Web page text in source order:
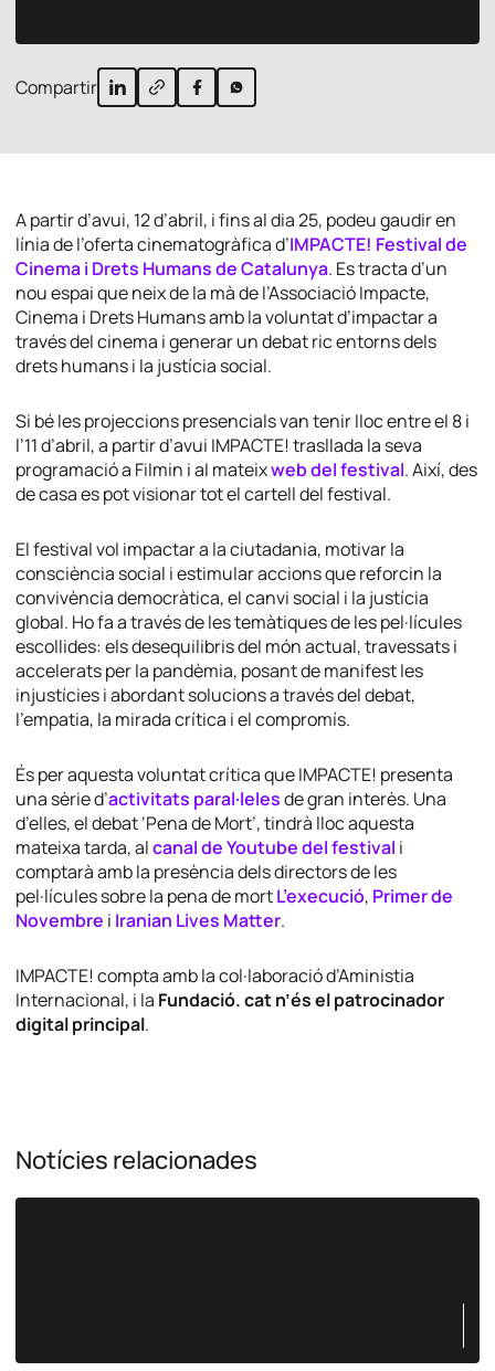
Compartir
A partir d’avui, 12 d’abril, i fins al dia 25, podeu gaudir en
línia de l’oferta cinematogràfica d’IMPACTE! Festival de
Cinema i Drets Humans de Catalunya. Es tracta d’un
nou espai que neix de la mà de l’Associació Impacte,
Cinema i Drets Humans amb la voluntat d’impactar a
través del cinema i generar un debat ric entorns dels
drets humans i la justícia social.
Si bé les projeccions presencials van tenir lloc entre el 8 i
l’11 d’abril, a partir d’avui IMPACTE! trasllada la seva
programació a Filmin i al mateixweb del festival. Així, des
de casa es pot visionar tot el cartell del festival.
El festival vol impactar a la ciutadania, motivar la
consciència social i estimular accions que reforcin la
convivència democràtica, el canvi social i la justícia
global. Ho fa a través de les temàtiques de les pel·lícules
escollides: els desequilibris del món actual, travessats i
accelerats per la pandèmia, posant de manifest les
injustícies i abordant solucions a través del debat,
l’empatia, la mirada crítica i el compromís.
És per aquesta voluntat crítica que IMPACTE! presenta
una sèrie d’activitats paral·lelesde gran interès. Una
d’elles, el debat ‘Pena de Mort’, tindrà lloc aquesta
mateixa tarda, alcanal de Youtube del festival i
comptarà amb la presència dels directors de les
pel·lícules sobre la pena de mortL’execució, Primer de
Novembre i Iranian Lives Matter.
IMPACTE! compta amb la col·laboració d’Aministia
Internacional, i la Fundació. cat n’és el patrocinador
digital principal.
Notícies relacionades